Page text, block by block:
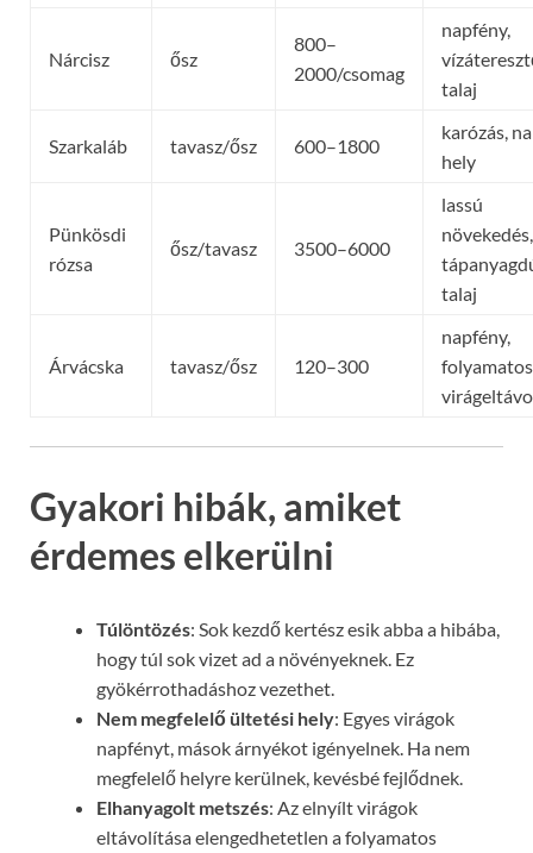
Nárcisz ősz
800–
2000/csomag
napfény,
talaj
Szarkaláb tavasz/ősz 600–1800
karózás,
hely
Pünkösdi
rózsa
ősz/tavasz 3500–6000
lassú
növekedés,
talaj
Árvácska tavasz/ősz 120–300
napfény,
folyamatos
Gyakori hibák, amiket
érdemes elkerülni
Túlöntözés: Sok kezdő kertész esik abba a hibába,
hogy túl sok vizet ad a növényeknek. Ez
gyökérrothadáshoz vezethet.
Nem megfelelő ültetési hely: Egyes virágok
napfényt, mások árnyékot igényelnek. Ha nem
megfelelő helyre kerülnek, kevésbé fejlődnek.
Elhanyagolt metszés: Az elnyílt virágok
eltávolítása elengedhetetlen a folyamatos